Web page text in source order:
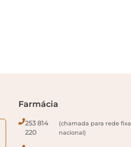
Farmácia
253 814
220
(chamada para rede fixa
nacional)